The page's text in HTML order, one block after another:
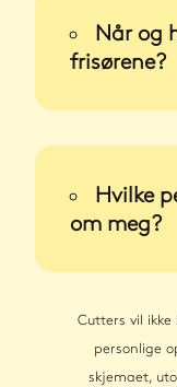
Når og
frisørene?
Hvilke
om meg?
Cutters vil
personlige
skjemaet,